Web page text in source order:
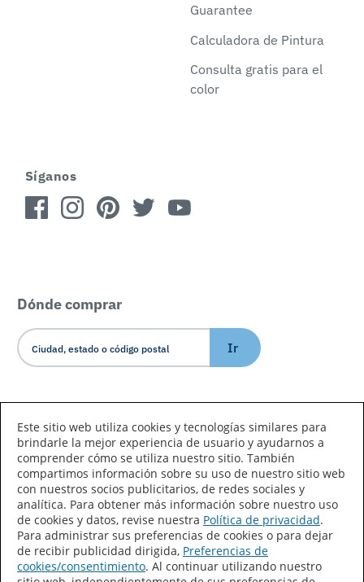
Guarantee
Calculadora de Pintura
Consulta gratis para el
color
Síganos
Dónde comprar
Ir
Declaración de accesibilidad
Mapa del sitio
Términos de uso
Privacidad
Este sitio web utiliza cookies y tecnologías similares para
brindarle la mejor experiencia de usuario y ayudarnos a
comprender cómo se utiliza nuestro sitio. También
compartimos información sobre su uso de nuestro sitio web
con nuestros socios publicitarios, de redes sociales y
analítica. Para obtener más información sobre nuestro uso
de cookies y datos, revise nuestra Política de privacidad.
Para administrar sus preferencias de cookies o para dejar
de recibir publicidad dirigida, Preferencias de
cookies/consentimiento. Al continuar utilizando nuestro